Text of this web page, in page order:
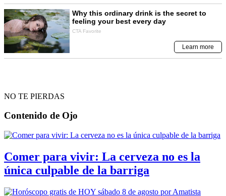
NO TE PIERDAS
Contenido de Ojo
Comer para vivir: La cerveza no es la
única culpable de la barriga